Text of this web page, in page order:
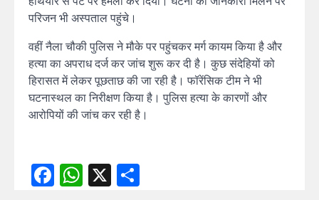
परिजन भी अस्पताल पहुंचे।
वहीं नैला चौकी पुलिस ने मौके पर पहुंचकर मर्ग कायम किया है और
हत्या का अपराध दर्ज कर जांच शुरू कर दी है। कुछ संदेहियों को
हिरासत में लेकर पूछताछ की जा रही है। फॉरेंसिक टीम ने भी
घटनास्थल का निरीक्षण किया है। पुलिस हत्या के कारणों और
आरोपियों की जांच कर रही है।
Facebook
WhatsApp
X